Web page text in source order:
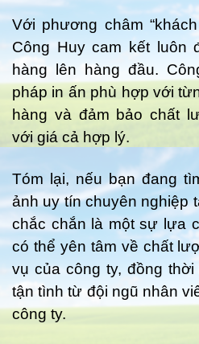
Với phương châm
Công Huy cam kết luôn
hàng lên hàng đầu.
pháp in ấn phù hợp với
hàng và đảm bảo chất
với giá cả hợp lý.
Tóm lại, nếu bạn đang
ảnh uy tín chuyên nghiệp
chắc chắn là một sự lựa
có thể yên tâm về chất
vụ của công ty, đồng
tận tình từ đội ngũ nhân
công ty.